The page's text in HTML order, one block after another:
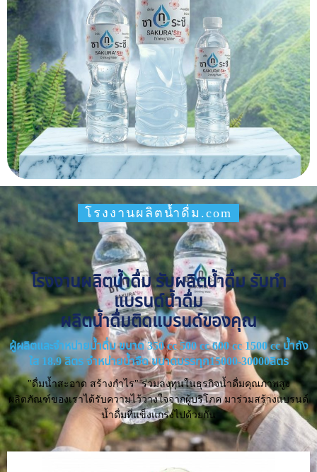
โรงงานผลิตน้ำดื่ม.com
โรงงานผลิตน้ำดื่ม รับผลิตน้ำดื่ม รับทำ
แบรนด์น้ำดื่ม
ผลิตน้ำดื่มติดแบรนด์ของคุณ
ผู้ผลิตและจำหน่ายน้ำดื่ม ขนาด 350 cc 500 cc 600 cc 1500 cc น้ำถัง
ใส 18.9 ลิตร จำหน่ายน้ำจืด ขนาดบรรทุก15000-30000ลิตร
"ดื่มน้ำสะอาด สร้างกำไร" ร่วมลงทุนในธุรกิจน้ำดื่มคุณภาพสูง
ผลิตภัณฑ์ของเราได้รับความไว้วางใจจากผู้บริโภค มาร่วมสร้างแบรนด์
น้ำดื่มที่แข็งแกร่งไปด้วยกัน